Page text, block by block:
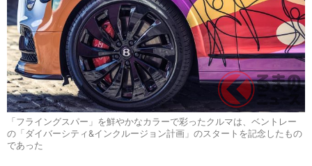
「フライングスパー」を鮮やかなカラーで彩ったクルマは、ベントレー
の「ダイバーシティ&インクルージョン計画」のスタートを記念したもの
であった